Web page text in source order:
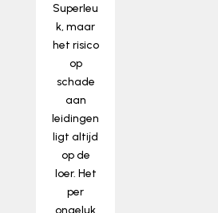
Superleu
k, maar
het risico
op
schade
aan
leidingen
ligt altijd
op de
loer. Het
per
ongeluk